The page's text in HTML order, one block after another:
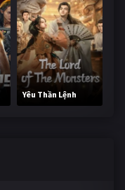
Yêu Thần Lệnh